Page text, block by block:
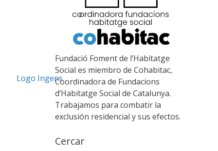
Fundació Foment de l’Habitatge
Social es miembro de Cohabitac,
Coordinadora de Fundacions
d’Habitatge Social de Catalunya.
Trabajamos para combatir la
exclusión residencial y sus efectos.
Cercar